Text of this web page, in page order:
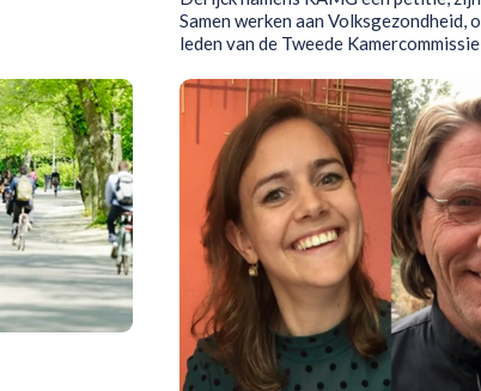
Samen werken aan Volksgezondheid,
leden van de Tweede